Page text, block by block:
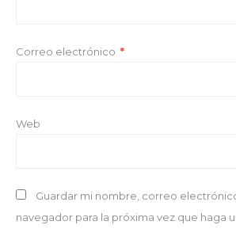
Correo electrónico *
Web
Guardar mi nombre, correo
navegador para la próxima vez que haga